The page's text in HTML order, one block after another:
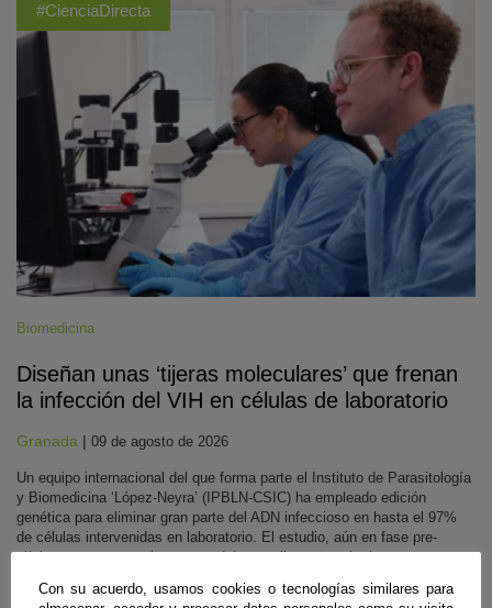
#CienciaDirecta
Biomedicina
Diseñan unas ‘tijeras moleculares’ que frenan
la infección del VIH en células de laboratorio
Granada | 09 de agosto de 2026
Un equipo internacional del que forma parte el Instituto de Parasitología
y Biomedicina ‘López-Neyra’ (IPBLN-CSIC) ha empleado edición
genética para eliminar gran parte del ADN infeccioso en hasta el 97%
de células intervenidas en laboratorio. El estudio, aún en fase pre-
clínica, muestra que los cortes deben realizarse casi a la vez para
Con su acuerdo, usamos cookies o tecnologías similares para